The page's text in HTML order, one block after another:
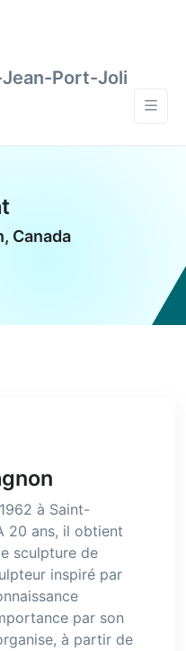
Port-Joli
Canada
à Saint-
20 ans, il obtient
sculpture de
inspiré par
par son
à partir de